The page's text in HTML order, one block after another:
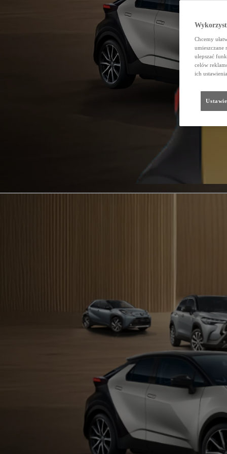
Chcemy
ulepszać
celów
ich